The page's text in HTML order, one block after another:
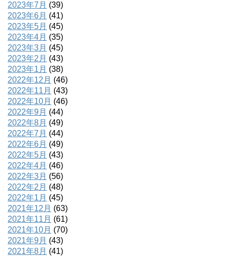
2023年7月 (39)
2023年6月 (41)
2023年5月 (45)
2023年4月 (35)
2023年3月 (45)
2023年2月 (43)
2023年1月 (38)
2022年12月 (46)
2022年11月 (43)
2022年10月 (46)
2022年9月 (44)
2022年8月 (49)
2022年7月 (44)
2022年6月 (49)
2022年5月 (43)
2022年4月 (46)
2022年3月 (56)
2022年2月 (48)
2022年1月 (45)
2021年12月 (63)
2021年11月 (61)
2021年10月 (70)
2021年9月 (43)
2021年8月 (41)